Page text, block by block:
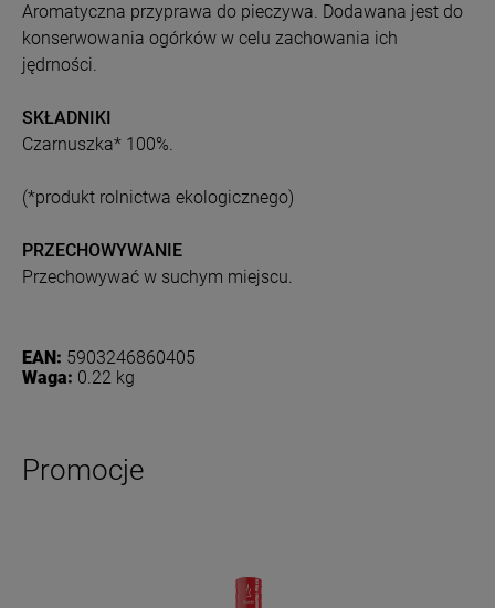
Aromatyczna przyprawa do pieczywa. Dodawana jest do
konserwowania ogórków w celu zachowania ich
jędrności.
SKŁADNIKI
Czarnuszka* 100%.
(*produkt rolnictwa ekologicznego)
PRZECHOWYWANIE
Przechowywać w suchym miejscu.
EAN: 5903246860405
Waga: 0.22 kg
Promocje